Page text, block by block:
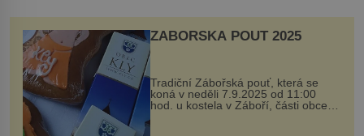
ZÁBOŘSKÁ POUŤ 2025
Tradiční Zábořská pouť, která se
koná v neděli 7.9.2025 od 11:00
hod. u kostela v Záboří, části obce
Kly u Mělníka. V programu naleznete
komentovanou prohlídku kostela,